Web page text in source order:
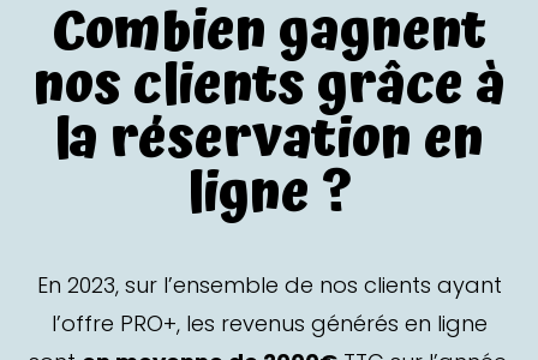
Combien gagnent
nos clients grâce à
la réservation en
ligne ?
En 2023, sur l’ensemble de nos clients ayant
l’offre PRO+, les revenus générés en ligne